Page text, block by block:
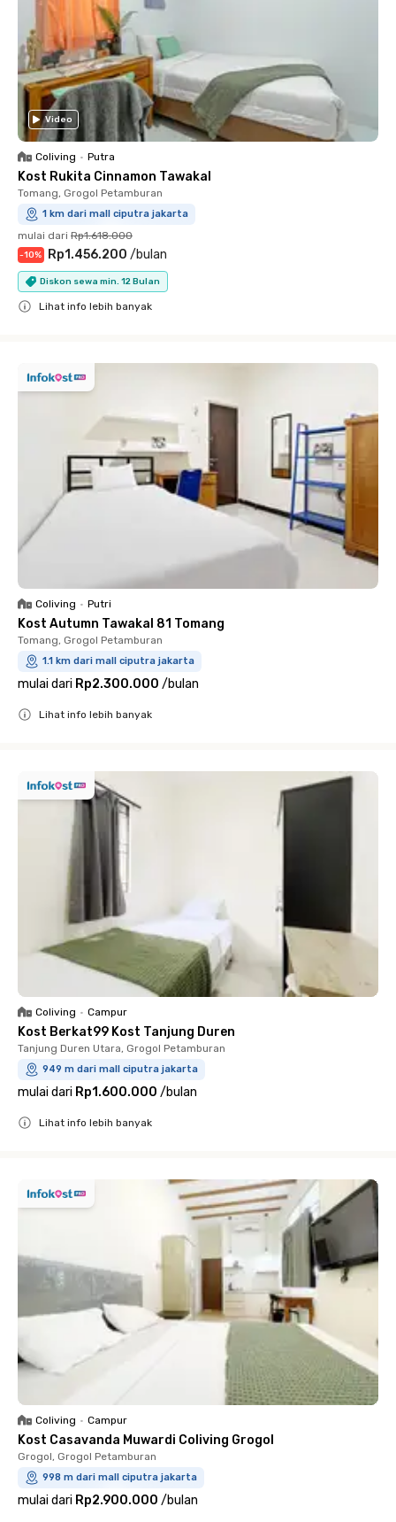
Video
Coliving • Putra
Kost Rukita Cinnamon Tawakal
Tomang, Grogol Petamburan
1 km dari mall ciputra jakarta
mulai dari Rp1.618.000
-10% Rp1.456.200 /bulan
Diskon sewa min. 12 Bulan
Lihat info lebih banyak
Coliving • Putri
Kost Autumn Tawakal 81 Tomang
Tomang, Grogol Petamburan
1.1 km dari mall ciputra jakarta
mulai dari Rp2.300.000 /bulan
Lihat info lebih banyak
Coliving • Campur
Kost Berkat99 Kost Tanjung Duren
Tanjung Duren Utara, Grogol Petamburan
949 m dari mall ciputra jakarta
mulai dari Rp1.600.000 /bulan
Lihat info lebih banyak
Coliving • Campur
Kost Casavanda Muwardi Coliving Grogol
Grogol, Grogol Petamburan
998 m dari mall ciputra jakarta
mulai dari Rp2.900.000 /bulan